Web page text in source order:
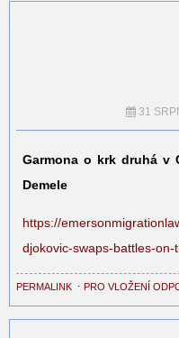
31
Garmona o krk druhá v
Demele
https://
djokovic-swaps-battles-
PERMALINK ⋅ PRO VLOŽENÍ